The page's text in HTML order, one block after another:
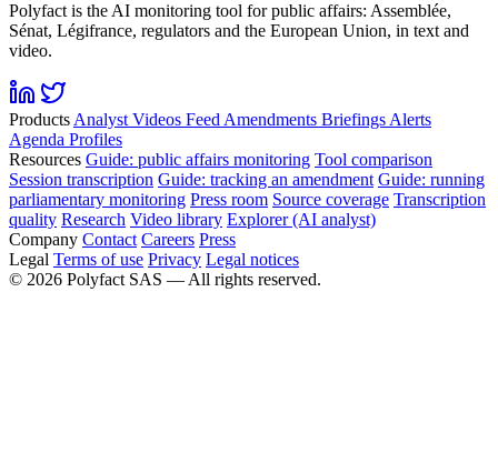
Polyfact is the AI monitoring tool for public affairs: Assemblée,
Sénat, Légifrance, regulators and the European Union, in text and
video.
Products Analyst Videos Feed Amendments Briefings Alerts
Agenda Profiles
Resources Guide: public affairs monitoring Tool comparison
Session transcription Guide: tracking an amendment Guide: running
parliamentary monitoring Press room Source coverage Transcription
quality Research Video library Explorer (AI analyst)
Company Contact Careers Press
Legal Terms of use Privacy Legal notices
© 2026 Polyfact SAS — All rights reserved.